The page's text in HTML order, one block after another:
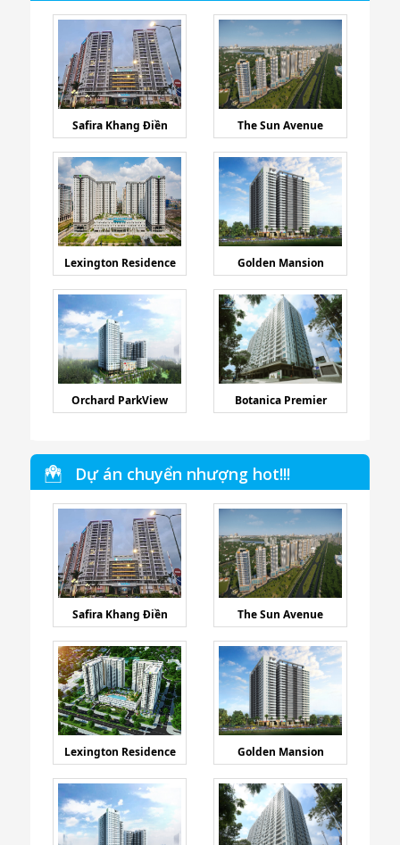
Safira Khang Điền The Sun Avenue
Lexington Residence Golden Mansion
Orchard ParkView Botanica Premier
Dự án chuyển nhượng hot!!!
Safira Khang Điền The Sun Avenue
Lexington Residence Golden Mansion